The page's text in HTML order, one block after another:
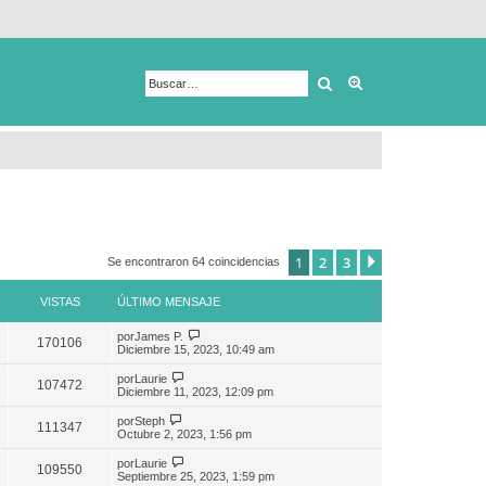
Buscar
Se encontraron 64 coincidencias 1 2 3
VISTAS ÚLTIMO MENSAJE
170106 porJames P.
Diciembre 15, 2023, 10:49 am
107472 porLaurie
Diciembre 11, 2023, 12:09 pm
111347 porSteph
Octubre 2, 2023, 1:56 pm
109550 porLaurie
Septiembre 25, 2023, 1:59 pm